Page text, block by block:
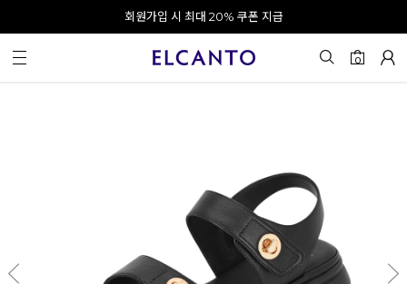
오전 10시 이전 결제 완료 시 오늘 출발!
회원가입 시 최대 20% 쿠폰 지급
카카오 채널 추가 시 10% 쿠폰 증정
0